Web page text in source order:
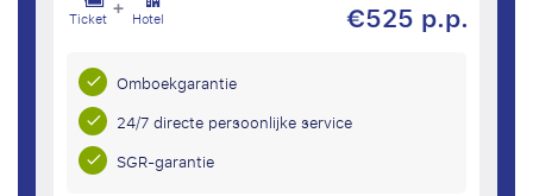
Ticket + Hotel €525 p.p.
Omboekgarantie
24/7 directe persoonlijke service
SGR-garantie